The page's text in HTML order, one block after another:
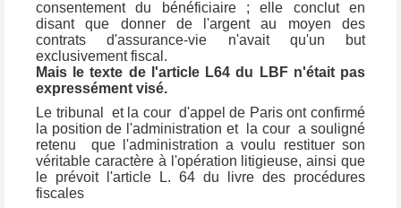
consentement du bénéficiaire ; elle conclut en
disant que donner de l'argent au moyen des
contrats d'assurance-vie n'avait qu'un but
exclusivement fiscal.
Mais le texte de l'article L64 du LBF n'était pas
expressément visé.
Le tribunal et la cour d'appel de Paris ont confirmé
la position de l'administration et la cour a souligné
retenu que l'administration a voulu restituer son
véritable caractère à l'opération litigieuse, ainsi que
le prévoit l'article L. 64 du livre des procédures
fiscales